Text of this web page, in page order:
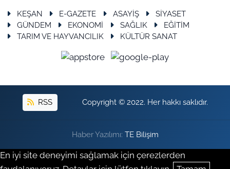
KEŞAN E-GAZETE ASAYİŞ
SİYASET
GÜNDEM
EKONOMİ SAĞLIK
EĞİTİM
TARIM VE HAYVANCILIK
KÜLTÜR SANAT
RSS Copyright © 2022. Her hakkı saklıdır.
Haber Yazılımı: TE Bilişim
En iyi site deneyimi sağlamak için çerezlerden